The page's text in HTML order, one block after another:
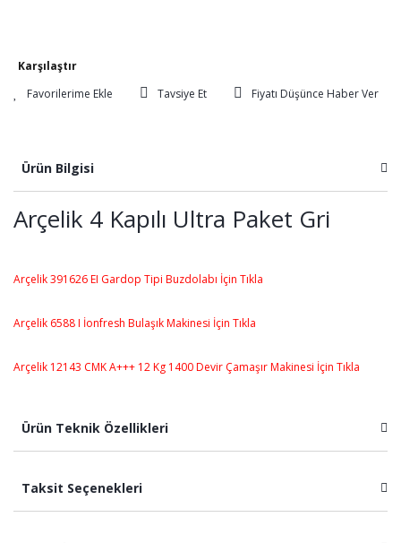
Karşılaştır
Tavsiye Et
Fiyatı Düşünce Haber Ver
Ürün Bilgisi
Arçelik 4 Kapılı Ultra Paket Gri
Arçelik 391626 EI Gardop Tipi Buzdolabı İçin Tıkla
Arçelik 6588 I İonfresh Bulaşık Makinesi İçin Tıkla
Arçelik 12143 CMK A+++ 12 Kg 1400 Devir Çamaşır Makinesi İçin Tıkla
Ürün Teknik Özellikleri
Taksit Seçenekleri